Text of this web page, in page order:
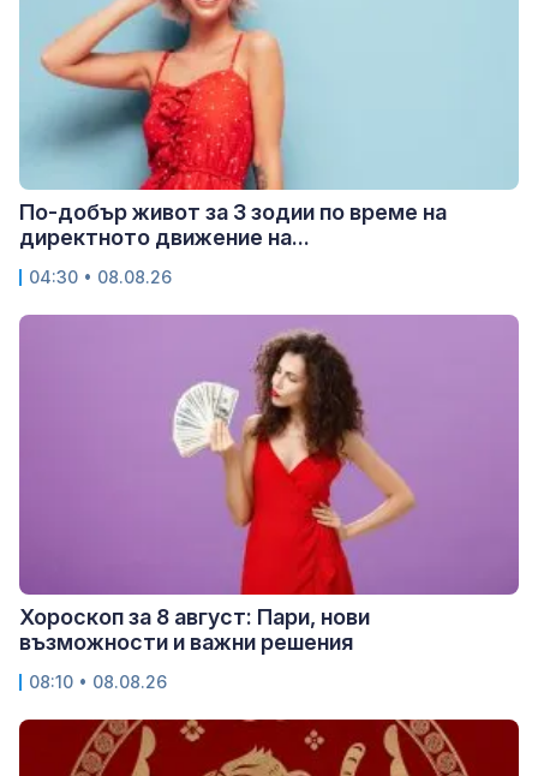
По-добър живот за 3 зодии по време на
директното движение на...
04:30 • 08.08.26
Хороскоп за 8 август: Пари, нови
възможности и важни решения
08:10 • 08.08.26